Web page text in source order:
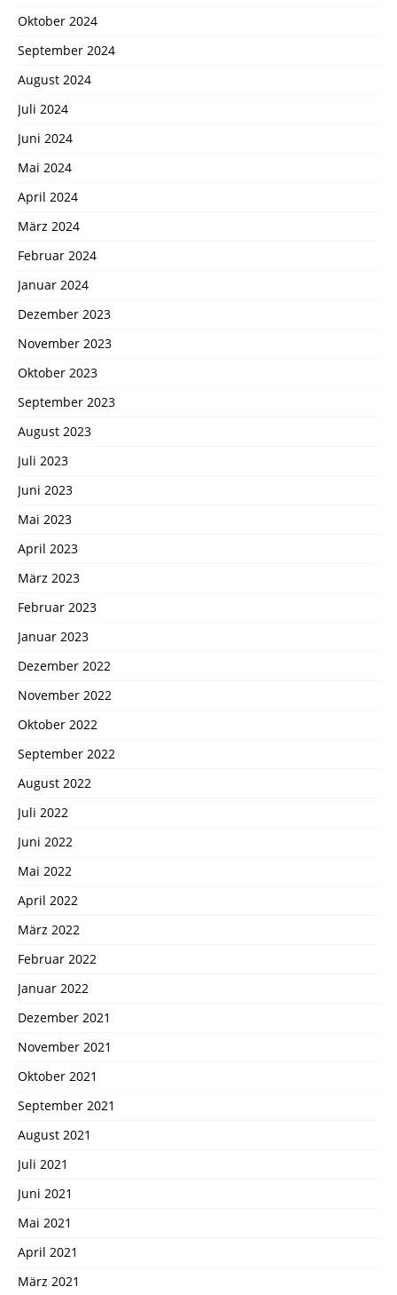
Oktober 2024
September 2024
August 2024
Juli 2024
Juni 2024
Mai 2024
April 2024
März 2024
Februar 2024
Januar 2024
Dezember 2023
November 2023
Oktober 2023
September 2023
August 2023
Juli 2023
Juni 2023
Mai 2023
April 2023
März 2023
Februar 2023
Januar 2023
Dezember 2022
November 2022
Oktober 2022
September 2022
August 2022
Juli 2022
Juni 2022
Mai 2022
April 2022
März 2022
Februar 2022
Januar 2022
Dezember 2021
November 2021
Oktober 2021
September 2021
August 2021
Juli 2021
Juni 2021
Mai 2021
April 2021
März 2021